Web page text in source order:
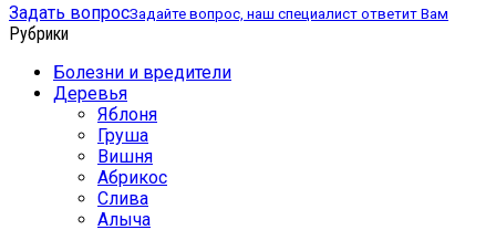
Задать вопросЗадайте вопрос, наш специалист ответит Вам
Рубрики
Болезни и вредители
Деревья
Яблоня
Груша
Вишня
Абрикос
Слива
Алыча